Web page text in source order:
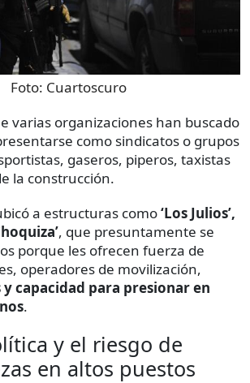
Foto: Cuartoscuro
varias organizaciones han buscado
como sindicatos o grupos
gaseros, piperos, taxistas
la construcción.
a estructuras como‘Los Julios’,
, que presuntamente se
porque les ofrecen fuerza de
operadores de movilización,
capacidad para presionar en
.
y el riesgo de
en altos puestos